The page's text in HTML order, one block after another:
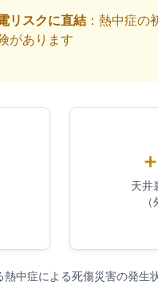
リスクに直結 ：熱中症
があります
天井
中症による死傷災害の発生状